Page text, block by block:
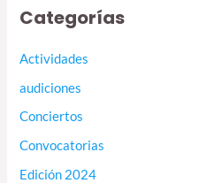
Categorías
Actividades
audiciones
Conciertos
Convocatorias
Edición 2024